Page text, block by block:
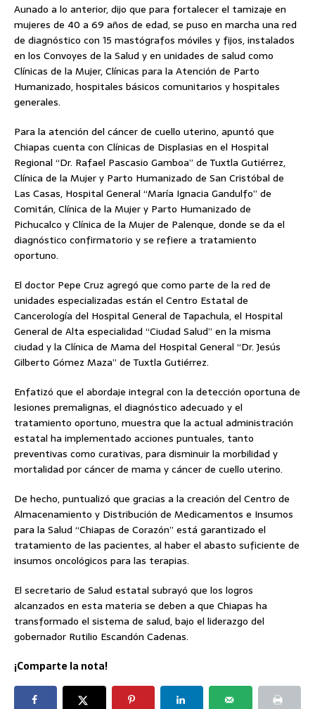
Aunado a lo anterior, dijo que para fortalecer el tamizaje en
mujeres de 40 a 69 años de edad, se puso en marcha una red
de diagnóstico con 15 mastógrafos móviles y fijos, instalados
en los Convoyes de la Salud y en unidades de salud como
Clínicas de la Mujer, Clínicas para la Atención de Parto
Humanizado, hospitales básicos comunitarios y hospitales
generales.
Para la atención del cáncer de cuello uterino, apuntó que
Chiapas cuenta con Clínicas de Displasias en el Hospital
Regional “Dr. Rafael Pascasio Gamboa” de Tuxtla Gutiérrez,
Clínica de la Mujer y Parto Humanizado de San Cristóbal de
Las Casas, Hospital General “María Ignacia Gandulfo” de
Comitán, Clínica de la Mujer y Parto Humanizado de
Pichucalco y Clínica de la Mujer de Palenque, donde se da el
diagnóstico confirmatorio y se refiere a tratamiento
oportuno.
El doctor Pepe Cruz agregó que como parte de la red de
unidades especializadas están el Centro Estatal de
Cancerología del Hospital General de Tapachula, el Hospital
General de Alta especialidad “Ciudad Salud” en la misma
ciudad y la Clínica de Mama del Hospital General “Dr. Jesús
Gilberto Gómez Maza” de Tuxtla Gutiérrez.
Enfatizó que el abordaje integral con la detección oportuna de
lesiones premalignas, el diagnóstico adecuado y el
tratamiento oportuno, muestra que la actual administración
estatal ha implementado acciones puntuales, tanto
preventivas como curativas, para disminuir la morbilidad y
mortalidad por cáncer de mama y cáncer de cuello uterino.
De hecho, puntualizó que gracias a la creación del Centro de
Almacenamiento y Distribución de Medicamentos e Insumos
para la Salud “Chiapas de Corazón” está garantizado el
tratamiento de las pacientes, al haber el abasto suficiente de
insumos oncológicos para las terapias.
El secretario de Salud estatal subrayó que los logros
alcanzados en esta materia se deben a que Chiapas ha
transformado el sistema de salud, bajo el liderazgo del
gobernador Rutilio Escandón Cadenas.
¡Comparte la nota!